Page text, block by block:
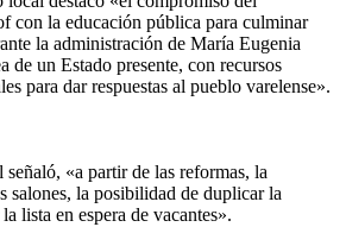
con la educación pública para culminar
la administración de María Eugenia
de un Estado presente, con recursos
para dar respuestas al pueblo varelense».
«a partir de las reformas, la
salones, la posibilidad de duplicar la
lista en espera de vacantes».